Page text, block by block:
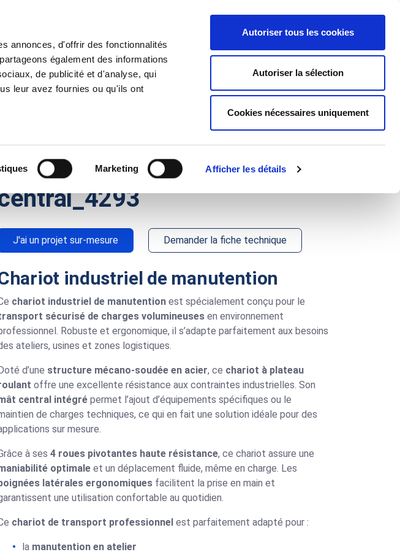
annonces, d'offrir des fonctionnalités
également des informations
de publicité et d'analyse, qui
leur avez fournies ou qu'ils ont
Marketing Afficher les détails
Autoriser tous les cookies
Autoriser la sélection
Cookies nécessaires uniquement
À propos
de manutention à
avec mât
J'ai un projet sur-mesure Demander la fiche technique
industriel de manutention
chariot industriel de manutention est spécialement conçu pour le
sécurisé de charges volumineuses en environnement
Robuste et ergonomique, il s’adapte parfaitement aux besoins
ateliers, usines et zones logistiques.
Doté d’une structure mécano-soudée en acier, ce chariot à plateau
offre une excellente résistance aux contraintes industrielles. Son
central intégré permet l’ajout d’équipements spécifiques ou le
de charges techniques, ce qui en fait une solution idéale pour des
sur mesure.
à ses 4 roues pivotantes haute résistance, ce chariot assure une
optimale et un déplacement fluide, même en charge. Les
latérales ergonomiques facilitent la prise en main et
une utilisation confortable au quotidien.
chariot de transport professionnel est parfaitement adapté pour :
la manutention en atelier